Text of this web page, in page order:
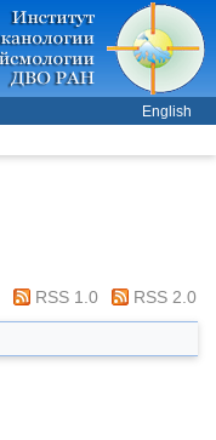
English
RSS 1.0 RSS 2.0